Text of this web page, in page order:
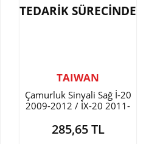
TEDARİK SÜRECİNDE
TAIWAN
Çamurluk Sinyali Sağ İ-20
2009-2012 / İX-20 2011-
285,65 TL